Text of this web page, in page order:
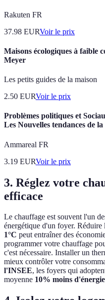
Rakuten FR
37.98 EURVoir le prix
Maisons écologiques à faible
Meyer
Les petits guides de la maison
2.50 EURVoir le prix
Problèmes politiques et
Les Nouvelles tendances de
Ammareal FR
3.19 EURVoir le prix
3. Réglez votre
efficace
Le chauffage est souvent l'un
énergétique d'un foyer. Réduire
1°C peut entraîner des
programmer votre chauffage
c'est nécessaire. Installer un
mieux contrôler votre
l'INSEE, les foyers qui
moyenne 10% moins d'énergie